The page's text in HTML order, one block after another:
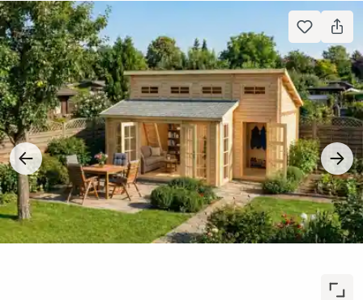
Bildergalerie überspringen